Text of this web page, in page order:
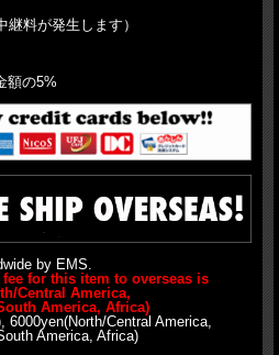
料が発生します）
額の5%
by EMS.
for this item to overseas is
Central America,
America, Africa)
6000yen(North/Central America,
America, Africa)